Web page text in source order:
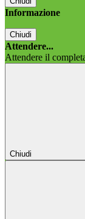
Informazione
Chiudi
Attendere...
Attendere il
Chiudi